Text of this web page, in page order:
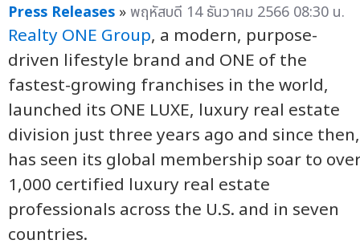
Press Releases »พฤหัสบดี 14 ธันวาคม 2566 08:30 น.
Realty ONE Group, a modern, purpose-
driven lifestyle brand and ONE of the
fastest-growing franchises in the world,
launched its ONE LUXE, luxury real estate
division just three years ago and since then,
has seen its global membership soar to
1,000 certified luxury real estate
professionals across the U.S. and in seven
countries.